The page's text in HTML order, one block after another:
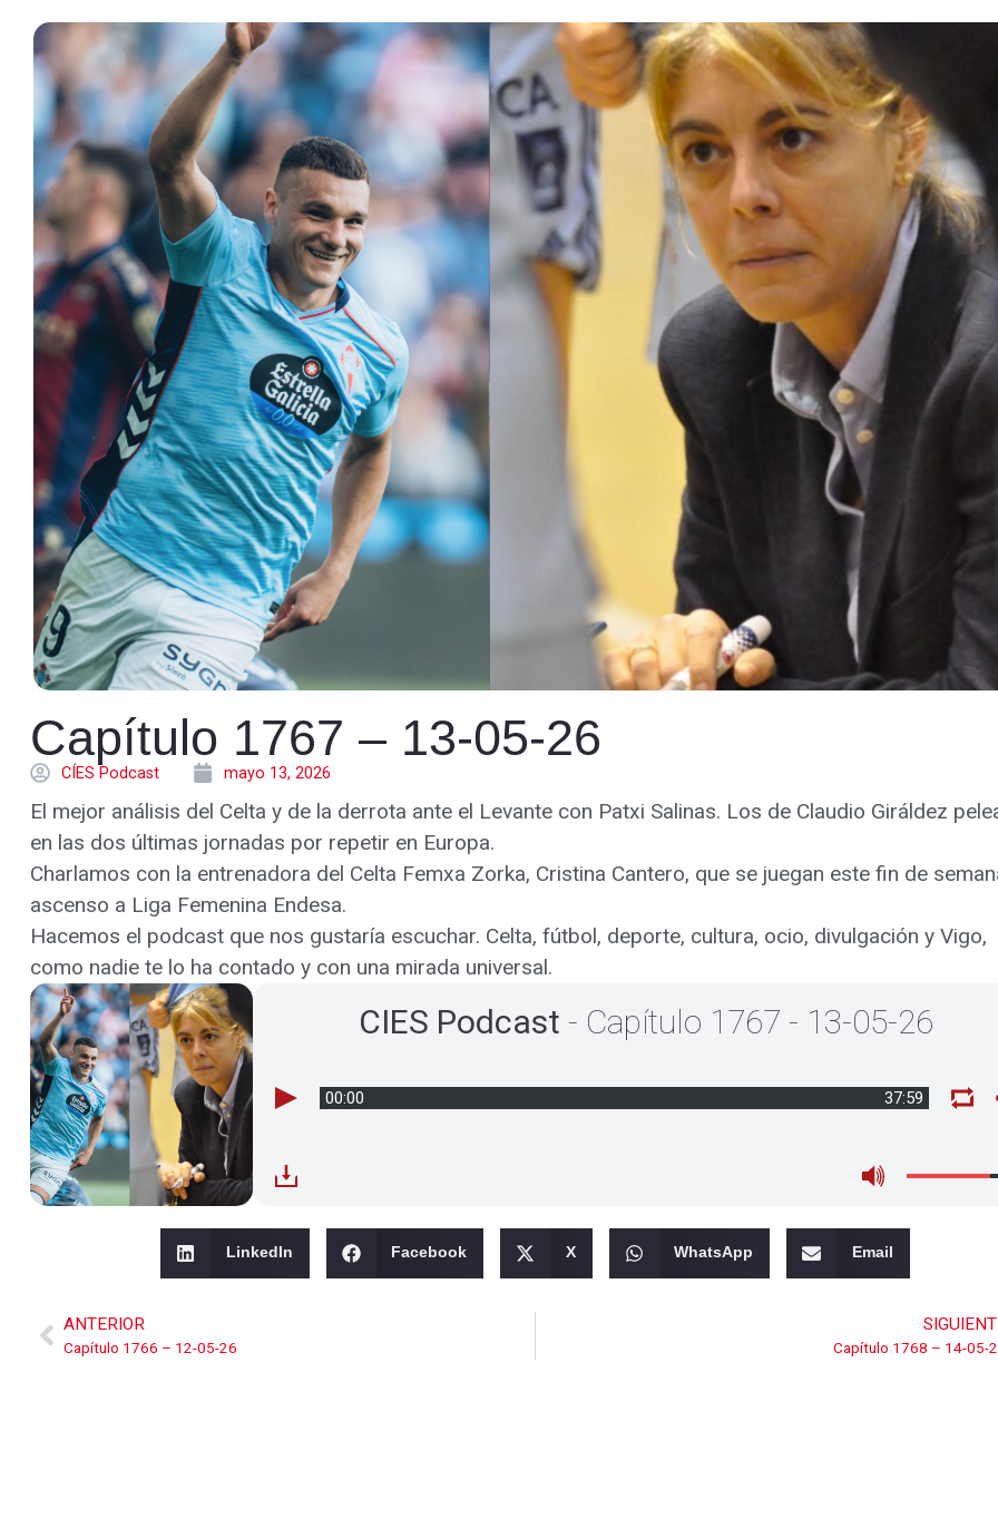
Capítulo 1767 – 13-05-26
CÍES Podcast mayo 13, 2026
El mejor análisis del Celta y de la derrota ante el Levante con Patxi Salinas. Los de Claudio Giráldez
en las dos últimas jornadas por repetir en Europa.
Charlamos con la entrenadora del Celta Femxa Zorka, Cristina Cantero, que se juegan este fin de
ascenso a Liga Femenina Endesa.
Hacemos el podcast que nos gustaría escuchar. Celta, fútbol, deporte, cultura, ocio, divulgación y Vigo,
como nadie te lo ha contado y con una mirada universal.
CIES Podcast - Capítulo 1767 - 13-05-26
00:00 37:59
LinkedIn Facebook X WhatsApp Email
ANTERIOR
Capítulo 1766 – 12-05-26 Capítulo 1768 – 14-05-